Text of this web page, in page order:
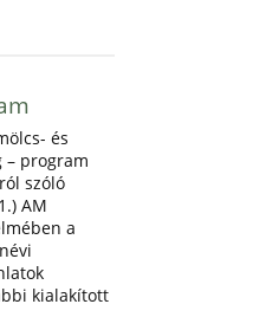
és
– program
szóló
AM
a
kialakított